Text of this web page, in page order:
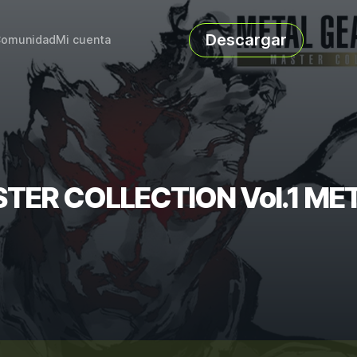
Mi cuenta Descargar
COLLECTION Vol.1